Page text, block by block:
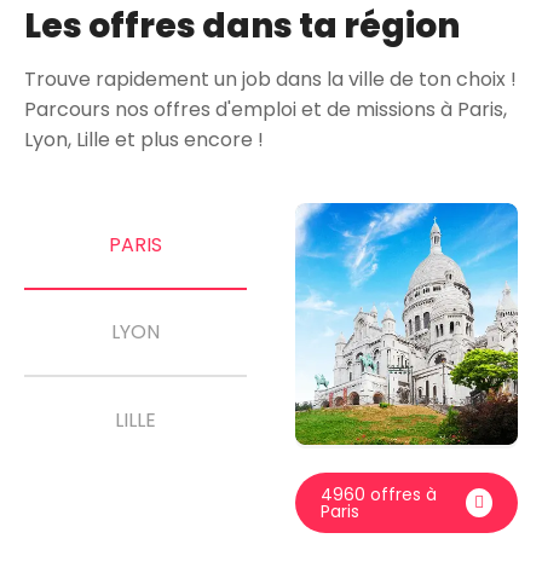
Les offres dans ta région
Trouve rapidement un job dans la ville de ton choix !
Parcours nos offres d'emploi et de missions à Paris,
Lyon, Lille et plus encore !
PARIS
LYON
LILLE
4960 offres à
Paris